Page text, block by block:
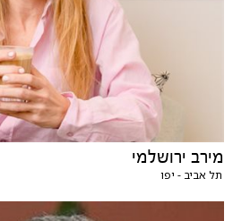
מירב ירושלמי
תל אביב - יפו